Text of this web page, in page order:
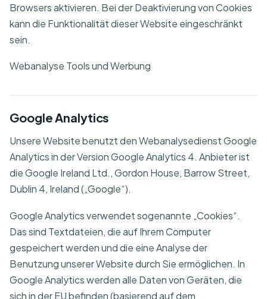
Browsers aktivieren. Bei der Deaktivierung von Cookies
kann die Funktionalität dieser Website eingeschränkt
sein.
Webanalyse Tools und Werbung
Google Analytics
Unsere Website benutzt den Webanalysedienst Google
Analytics in der Version Google Analytics 4. Anbieter ist
die Google Ireland Ltd., Gordon House, Barrow Street,
Dublin 4, Ireland („Google“).
Google Analytics verwendet sogenannte „Cookies“.
Das sind Textdateien, die auf Ihrem Computer
gespeichert werden und die eine Analyse der
Benutzung unserer Website durch Sie ermöglichen. In
Google Analytics werden alle Daten von Geräten, die
sich in der EU befinden (basierend auf dem